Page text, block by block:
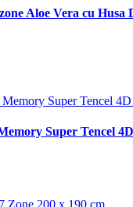
Aloe Vera cu Husa
Super Tencel